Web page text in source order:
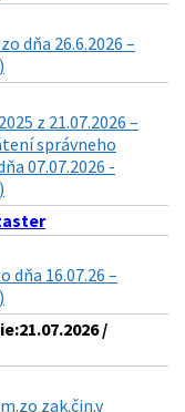
dňa 26.6.2026 –
z 21.07.2026 –
správneho
07.07.2026 -
dňa 16.07.26 –
/
zak.čin.v